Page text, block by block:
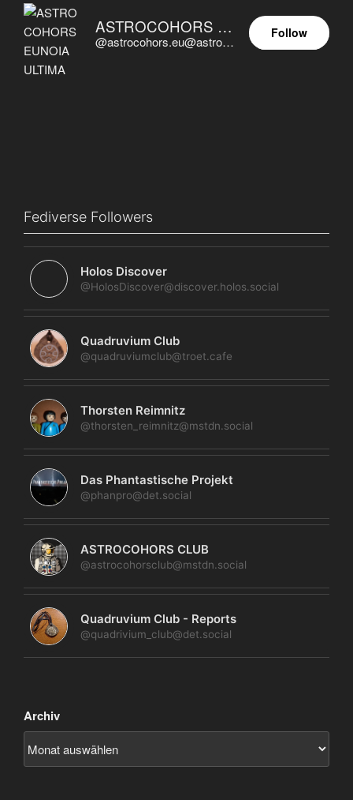
ASTROCOHORS EUNOIA ULTIMA
@astrocohors.eu@astrocohors.eu
Follow
Fediverse Followers
Holos Discover
@HolosDiscover@discover.holos.social
Quadruvium Club
@quadruviumclub@troet.cafe
Thorsten Reimnitz
@thorsten_reimnitz@mstdn.social
Das Phantastische Projekt
@phanpro@det.social
ASTROCOHORS CLUB
@astrocohorsclub@mstdn.social
Quadruvium Club - Reports
@quadrivium_club@det.social
Archiv